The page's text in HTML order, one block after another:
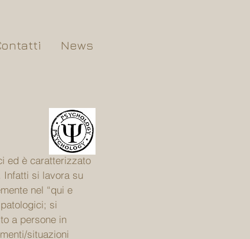
News
ed è caratterizzato
Infatti si lavora su
nel “qui e
si
a persone in
situazioni